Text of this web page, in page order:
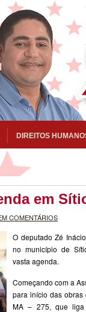
DIREITOS
em
COMENTÁRIOS
O deputado Zé
no município de
vasta agenda.
Começando com a
para início das obras
MA – 275, que